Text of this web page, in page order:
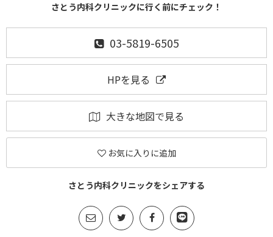
さとう内科クリニックに行く前にチェック！
03-5819-6505
HPを見る
大きな地図で見る
お気に入りに追加
さとう内科クリニックをシェアする